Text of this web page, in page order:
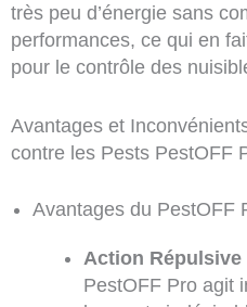
très peu d’énergie sans
performances, ce qui en
pour le contrôle des
Avantages et
contre les Pests PestOFF
Avantages du PestOFF
Action Répulsive
PestOFF Pro agit